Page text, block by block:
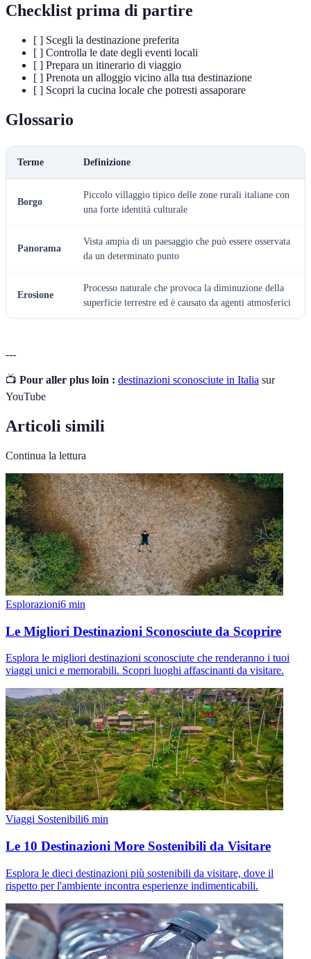
Checklist prima di partire
[ ] Scegli la destinazione preferita
[ ] Controlla le date degli eventi locali
[ ] Prepara un itinerario di viaggio
[ ] Prenota un alloggio vicino alla tua destinazione
[ ] Scopri la cucina locale che potresti assaporare
Glossario
Terme Definizione
Borgo
Piccolo villaggio tipico delle zone rurali italiane con
una forte identità culturale
Panorama
Vista ampia di un paesaggio che può essere osservata
da un determinato punto
Erosione
Processo naturale che provoca la diminuzione della
superficie terrestre ed è causato da agenti atmosferici
---
📺 Pour aller plus loin : destinazioni sconosciute in Italia sur
YouTube
Articoli simili
Continua la lettura
Esplorazioni6 min
Le Migliori Destinazioni Sconosciute da Scoprire
Esplora le migliori destinazioni sconosciute che renderanno i tuoi
viaggi unici e memorabili. Scopri luoghi affascinanti da visitare.
Viaggi Sostenibili6 min
Le 10 Destinazioni More Sostenibili da Visitare
Esplora le dieci destinazioni più sostenibili da visitare, dove il
rispetto per l'ambiente incontra esperienze indimenticabili.